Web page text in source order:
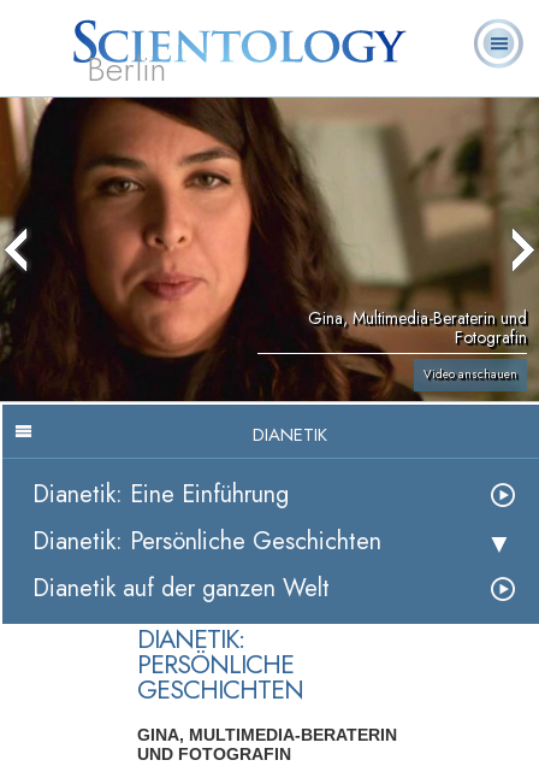
Berlin
Über uns
Was ist
Scientology?
Ehrenamtliche
Geistliche
gestellte
Bücher
Gina, Multimedia-Beraterin und
Fotografin
Video anschauen
DIANETIK
Dianetik: Eine Einführung
Dianetik: Persönliche Geschichten
Dianetik auf der ganzen Welt
DIANETIK:
PERSÖNLICHE
GESCHICHTEN
GINA, MULTIMEDIA-BERATERIN
UND FOTOGRAFIN